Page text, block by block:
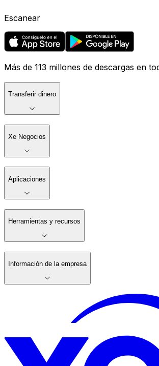
Escanear
Más de 113 millones de descargas en
Transferir dinero
Xe Negocios
Aplicaciones
Herramientas y recursos
Información de la empresa